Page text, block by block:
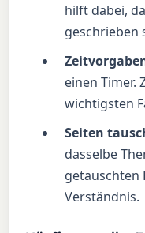
hilft dabei,
geschrieben
einen Timer.
wichtigsten
Seiten
dasselbe
getauschten
Verständnis.